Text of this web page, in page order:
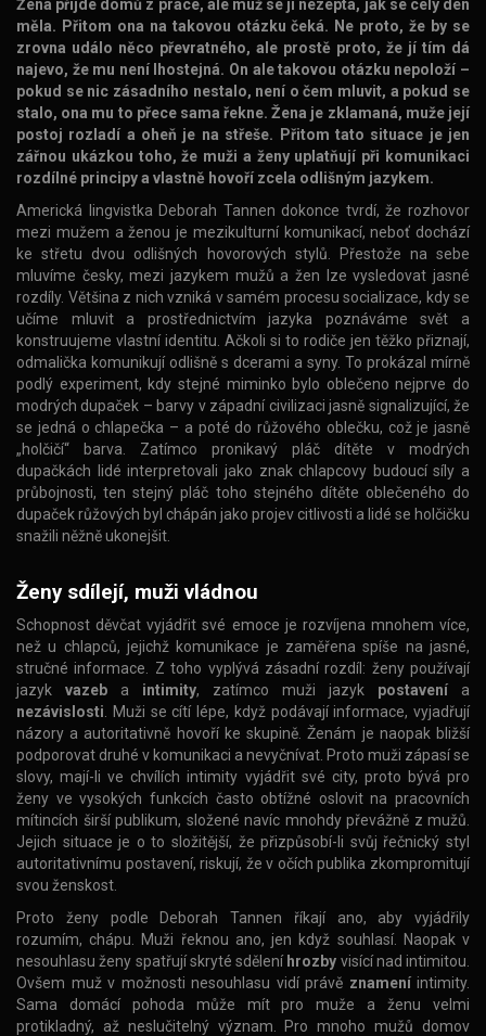
Žena přijde domů z práce, ale muž se jí nezeptá, jak se celý den
měla. Přitom ona na takovou otázku čeká. Ne proto, že by se
zrovna událo něco převratného, ale prostě proto, že jí tím dá
najevo, že mu není lhostejná. On ale takovou otázku nepoloží –
pokud se nic zásadního nestalo, není o čem mluvit, a pokud se
stalo, ona mu to přece sama řekne. Žena je zklamaná, muže její
postoj rozladí a oheň je na střeše. Přitom tato situace je jen
zářnou ukázkou toho, že muži a ženy uplatňují při komunikaci
rozdílné principy a vlastně hovoří zcela odlišným jazykem.
Americká lingvistka Deborah Tannen dokonce tvrdí, že rozhovor
mezi mužem a ženou je mezikulturní komunikací, neboť dochází
ke střetu dvou odlišných hovorových stylů. Přestože na sebe
mluvíme česky, mezi jazykem mužů a žen lze vysledovat jasné
rozdíly. Většina z nich vzniká v samém procesu socializace, kdy se
učíme mluvit a prostřednictvím jazyka poznáváme svět a
konstruujeme vlastní identitu. Ačkoli si to rodiče jen těžko přiznají,
odmalička komunikují odlišně s dcerami a syny. To prokázal mírně
podlý experiment, kdy stejné miminko bylo oblečeno nejprve do
modrých dupaček – barvy v západní civilizaci jasně signalizující, že
se jedná o chlapečka – a poté do růžového oblečku, což je jasně
„holčičí“ barva. Zatímco pronikavý pláč dítěte v modrých
dupačkách lidé interpretovali jako znak chlapcovy budoucí síly a
průbojnosti, ten stejný pláč toho stejného dítěte oblečeného do
dupaček růžových byl chápán jako projev citlivosti a lidé se holčičku
snažili něžně ukonejšit.
Ženy sdílejí, muži vládnou
Schopnost děvčat vyjádřit své emoce je rozvíjena mnohem více,
než u chlapců, jejichž komunikace je zaměřena spíše na jasné,
stručné informace. Z toho vyplývá zásadní rozdíl: ženy používají
jazyk vazeb a intimity, zatímco muži jazyk postavení a
nezávislosti . Muži se cítí lépe, když podávají informace, vyjadřují
názory a autoritativně hovoří ke skupině. Ženám je naopak bližší
podporovat druhé v komunikaci a nevyčnívat. Proto muži zápasí se
slovy, mají-li ve chvílích intimity vyjádřit své city, proto bývá pro
ženy ve vysokých funkcích často obtížné oslovit na pracovních
mítincích širší publikum, složené navíc mnohdy převážně z mužů.
Jejich situace je o to složitější, že přizpůsobí-li svůj řečnický styl
autoritativnímu postavení, riskují, že v očích publika zkompromitují
svou ženskost.
Proto ženy podle Deborah Tannen říkají ano, aby vyjádřily
rozumím, chápu. Muži řeknou ano, jen když souhlasí. Naopak v
nesouhlasu ženy spatřují skryté sděleníhrozby visící nad intimitou.
Ovšem muž v možnosti nesouhlasu vidí právě znameníintimity.
Sama domácí pohoda může mít pro muže a ženu velmi
protikladný, až neslučitelný význam. Pro mnoho mužů domov